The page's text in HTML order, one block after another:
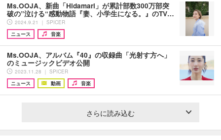
Ms.OOJA、新曲「Hidamari」が累計部数300万部突
破の”泣ける“感動物語『妻、小学生になる。』のTV…
2024.9.21 ｜ SPICER
ニュース
音楽
Ms.OOJA、アルバム『40』の収録曲「光射す方へ」
のミュージックビデオ公開
2023.11.28 ｜ SPICER
ニュース
動画 音楽
さらに読み込む